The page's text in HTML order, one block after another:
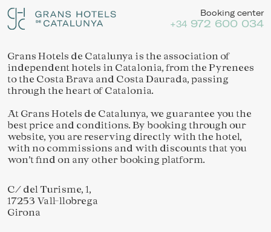
Booking center
+34 972 600 034
Grans Hotels de Catalunya is the association of
independent hotels in Catalonia, from the Pyrenees
to the Costa Brava and Costa Daurada, passing
through the heart of Catalonia.
At Grans Hotels de Catalunya, we guarantee you the
best price and conditions. By booking through our
website, you are reserving directly with the hotel,
with no commissions and with discounts that you
won’t find on any other booking platform.
C/ del Turisme, 1,
17253 Vall-llobrega
Girona
Save configuration Accept all